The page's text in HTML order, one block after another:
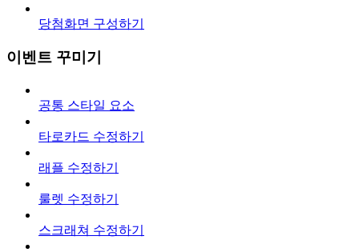
당첨화면 구성하기
이벤트 꾸미기
공통 스타일 요소
타로카드 수정하기
래플 수정하기
룰렛 수정하기
스크래쳐 수정하기